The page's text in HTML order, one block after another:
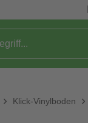
Klick-Vinylboden